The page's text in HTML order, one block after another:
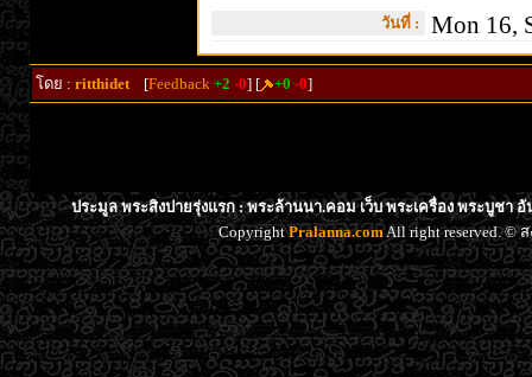
วันที่ : Mon 16,
โดย : ritthidet[Feedback +2 -0] [ +0 -0]
ประมูล พระสิงปายรุ่งแรก : พระล้านนา.คอม เว็บ พระเครื่อง พระบูชา
CopyrightPralanna.comAll right reserved. ©